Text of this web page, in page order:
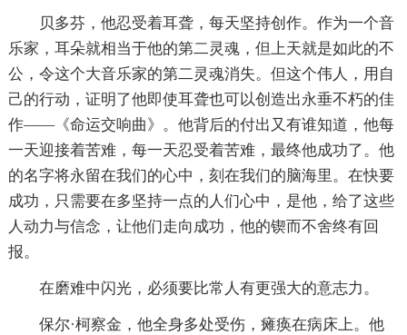
贝多芬，他忍受着耳聋，每天坚持创作。作为一个音
乐家，耳朵就相当于他的第二灵魂，但上天就是如此的不
公，令这个大音乐家的第二灵魂消失。但这个伟人，用自
己的行动，证明了他即使耳聋也可以创造出永垂不朽的佳
作——《命运交响曲》。他背后的付出又有谁知道，他每
一天迎接着苦难，每一天忍受着苦难，最终他成功了。他
的名字将永留在我们的心中，刻在我们的脑海里。在快要
成功，只需要在多坚持一点的人们心中，是他，给了这些
人动力与信念，让他们走向成功，他的锲而不舍终有回
报。
在磨难中闪光，必须要比常人有更强大的意志力。
保尔·柯察金，他全身多处受伤，瘫痪在病床上。他